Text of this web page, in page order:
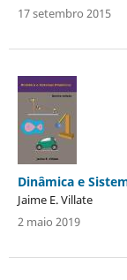
17 setembro 2015
Dinâmica e
Jaime E. Villate
2 maio 2019